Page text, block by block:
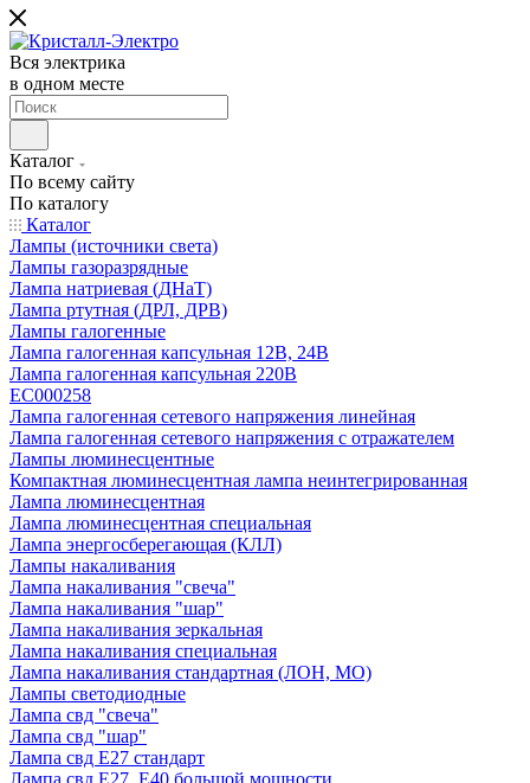
Вся электрика
в одном месте
Каталог
По всему сайту
По каталогу
Каталог
Лампы (источники света)
Лампы газоразрядные
Лампа натриевая (ДНаТ)
Лампа ртутная (ДРЛ, ДРВ)
Лампы галогенные
Лампа галогенная капсульная 12В, 24В
Лампа галогенная капсульная 220В
EC000258
Лампа галогенная сетевого напряжения линейная
Лампа галогенная сетевого напряжения с отражателем
Лампы люминесцентные
Компактная люминесцентная лампа неинтегрированная
Лампа люминесцентная
Лампа люминесцентная специальная
Лампа энергосберегающая (КЛЛ)
Лампы накаливания
Лампа накаливания "свеча"
Лампа накаливания "шар"
Лампа накаливания зеркальная
Лампа накаливания специальная
Лампа накаливания стандартная (ЛОН, МО)
Лампы светодиодные
Лампа свд "свеча"
Лампа свд "шар"
Лампа свд E27 стандарт
Лампа свд E27, Е40 большой мощности